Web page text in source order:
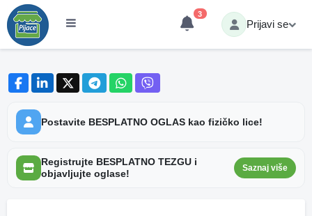
3
Prijavi se
Postavite BESPLATNO OGLAS kao fizičko lice!
Registrujte BESPLATNO TEZGU i
objavljujte oglase!
Saznaj više